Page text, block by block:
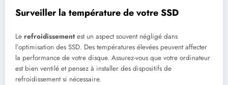
Surveiller la température de votre SSD
Le refroidissementest un aspect souvent négligé dans
l’optimisation des SSD. Des températures élevées peuvent affecter
la performance de votre disque. Assurez-vous que votre ordinateur
est bien ventilé et pensez à installer des dispositifs de
refroidissement si nécessaire.